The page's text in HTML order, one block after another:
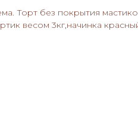
Торт без покрытия
весом 3кг,начинка